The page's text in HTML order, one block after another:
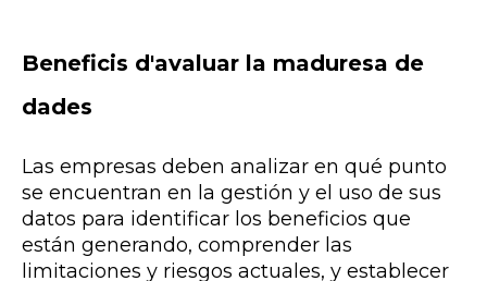
Beneficis d'avaluar la maduresa de
dades
Las empresas deben analizar en qué punto
se encuentran en la gestión y el uso de sus
datos para identificar los beneficios que
están generando, comprender las
limitaciones y riesgos actuales, y establecer